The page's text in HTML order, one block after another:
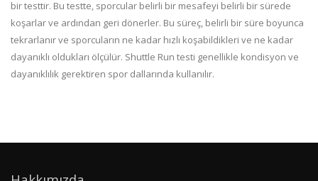
bir testtir. Bu testte, sporcular belirli bir mesafeyi belirli bir sürede
koşarlar ve ardından geri dönerler. Bu süreç, belirli bir süre boyunca
tekrarlanır ve sporcuların ne kadar hızlı koşabildikleri ve ne kadar
dayanıklı oldukları ölçülür. Shuttle Run testi genellikle kondisyon ve
dayanıklılık gerektiren spor dallarında kullanılır.